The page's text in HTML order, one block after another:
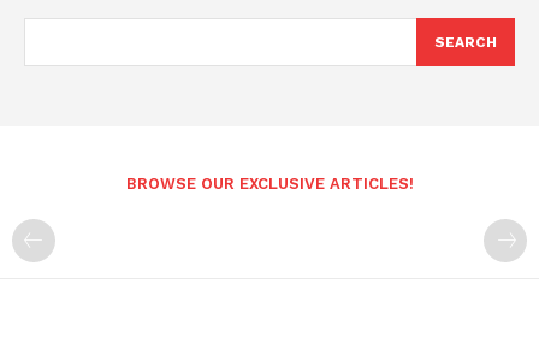
SEARCH
BROWSE OUR EXCLUSIVE ARTICLES!